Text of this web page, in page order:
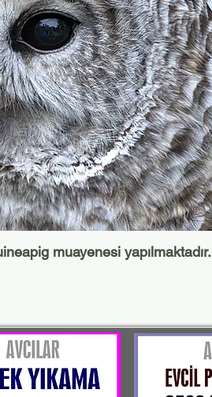
muayenesi yapılmaktadır.